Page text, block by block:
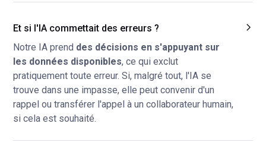
Et si l'IA commettait des erreurs ?
Notre IA prend des décisions en s'appuyant sur
les données disponibles, ce qui exclut
pratiquement toute erreur. Si, malgré tout, l'IA se
trouve dans une impasse, elle peut convenir d'un
rappel ou transférer l'appel à un collaborateur humain,
si cela est souhaité.